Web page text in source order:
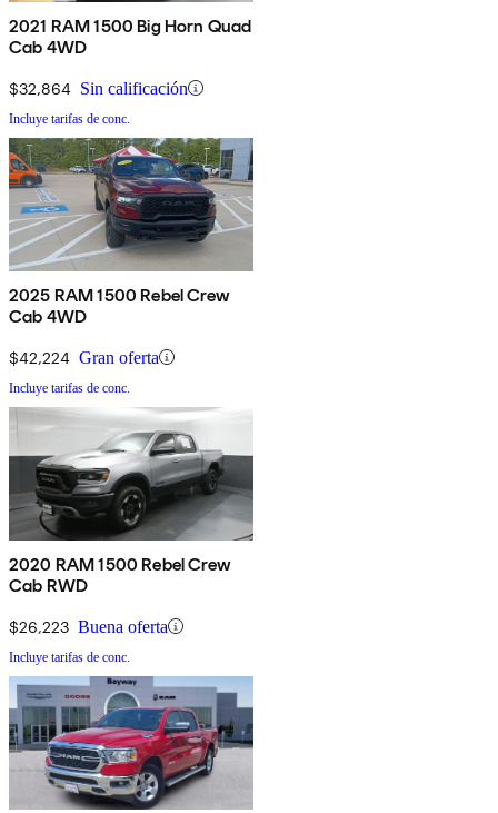
2021 RAM 1500 Big Horn Quad
Cab 4WD
$32,864 Sin calificación
Incluye tarifas de conc.
2025 RAM 1500 Rebel Crew
Cab 4WD
$42,224 Gran oferta
Incluye tarifas de conc.
2020 RAM 1500 Rebel Crew
Cab RWD
$26,223 Buena oferta
Incluye tarifas de conc.